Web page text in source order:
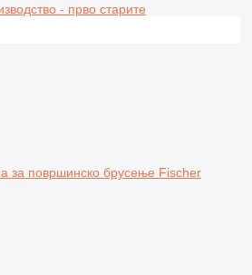
- прво старите
за површинско брусење Fischer